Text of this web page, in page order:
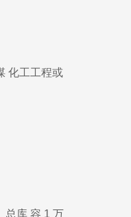
化工工程或
总库 容 1 万